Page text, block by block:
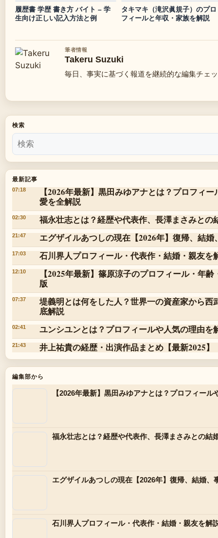
履歴書 学歴 書き方 バイト – 学
生向け正しい記入方法と例
タキマキ（滝沢眞規子）のプロ
フィールと年収・家族を解説
筆者情報
Takeru Suzuki
毎日、事実に基づく報道を継続的な編集チェ
検索
最新記事
07:18
【2026年最新】黒田みゆアナとは？プロフィ
愛を全解説
02:30 福永壮志とは？経歴や代表作、長澤まさみとの
21:47 エグザイルあつしの現在【2026年】復帰、結婚
17:03 石川界人プロフィール・代表作・結婚・親友を
12:10
【2025年最新】篠原涼子のプロフィール・年
版
07:37
堤義明とは何をした人？世界一の資産家から
底解説
02:41 ユンシユンとは？プロフィールや人気の理由を
21:43 井上祐貴の経歴・出演作品まとめ【最新2025】
編集部から
【2026年最新】黒田みゆアナとは？プロフィー
福永壮志とは？経歴や代表作、長澤まさみとの結
エグザイルあつしの現在【2026年】復帰、結婚、
石川界人プロフィール・代表作・結婚・親友を解